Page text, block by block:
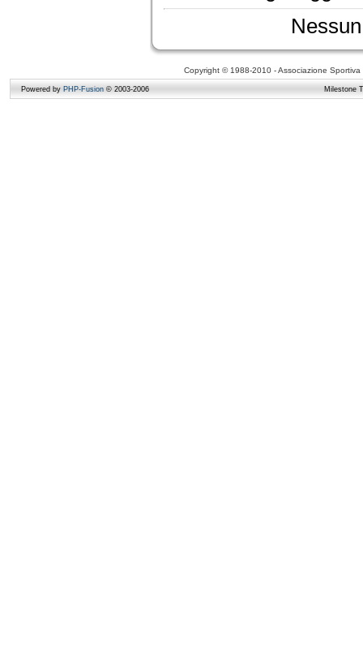
Copyright © 1988-2010 - Associazione
Powered by PHP-Fusion © 2003-2006 Milestone